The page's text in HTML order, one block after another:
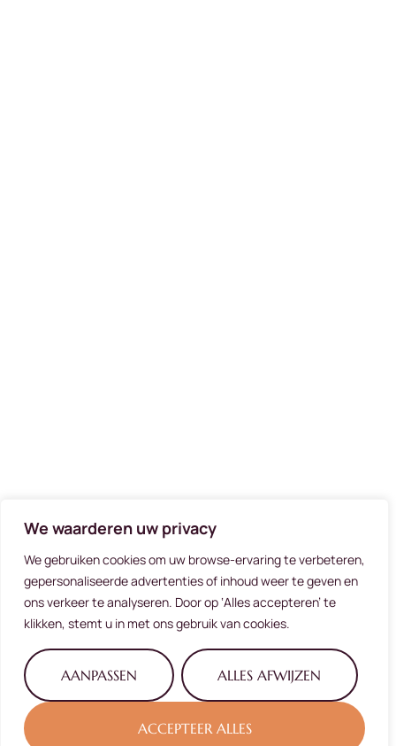
We waarderen uw privacy
We gebruiken cookies om uw browse-ervaring te verbeteren,
gepersonaliseerde advertenties of inhoud weer te geven en
ons verkeer te analyseren. Door op ‘Alles accepteren’ te
klikken, stemt u in met ons gebruik van cookies.
AANPASSEN ALLES AFWIJZEN
ACCEPTEER ALLES